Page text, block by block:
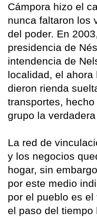
Cámpora hizo el
nunca faltaron los
del poder. En
presidencia de
intendencia de
localidad, el
dieron rienda
transportes,
grupo la
La red de
y los negocios
hogar, sin
por este medio
por el pueblo es
el paso del